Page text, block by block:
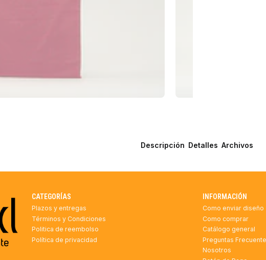
Descripción Detalles Archivos
CATEGORÍAS
Plazos y entregas
Términos y Condiciones
Politica de reembolso
Política de privacidad
INFORMACIÓN
Como enviar diseño
Como comprar
Catálogo general
Preguntas
Nosotros